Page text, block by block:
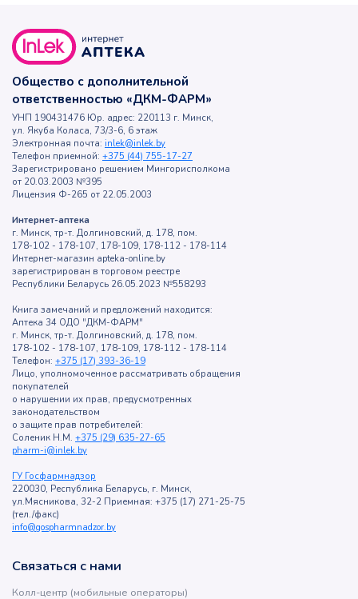
Общество с дополнительной
ответственностью «ДКМ-ФАРМ»
УНП 190431476 Юр. адрес: 220113 г. Минск,
ул. Якуба Коласа, 73/3-6, 6 этаж
Электронная почта: inlek@inlek.by
Телефон приемной: +375 (44) 755-17-27
Зарегистрировано решением Мингорисполкома
от 20.03.2003 №395
Лицензия Ф-265 от 22.05.2003
Интернет-аптека
г. Минск, тр-т. Долгиновский, д. 178, пом.
178-102 - 178-107, 178-109, 178-112 - 178-114
Интернет-магазин apteka-online.by
зарегистрирован в торговом реестре
Республики Беларусь 26.05.2023 №558293
Книга замечаний и предложений находится:
Аптека 34 ОДО "ДКМ-ФАРМ"
г. Минск, тр-т. Долгиновский, д. 178, пом.
178-102 - 178-107, 178-109, 178-112 - 178-114
Телефон: +375 (17) 393-36-19
Лицо, уполномоченное рассматривать обращения
покупателей
о нарушении их прав, предусмотренных
законодательством
о защите прав потребителей:
Соленик Н.М. +375 (29) 635-27-65
pharm-i@inlek.by
ГУ Госфармнадзор
220030, Республика Беларусь, г. Минск,
ул.Мясникова, 32-2 Приемная: +375 (17) 271-25-75
(тел./факс)
info@gospharmnadzor.by
Связаться с нами
Колл-центр (мобильные операторы)